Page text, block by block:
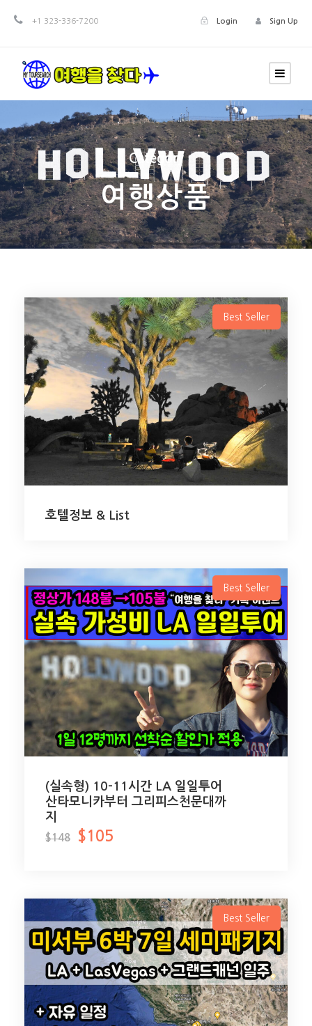
+1 323-336-7200 Login Sign Up
Category
여행상품
Best Seller
호텔정보 & List
Best Seller
(실속형) 10-11시간 LA 일일투어
산타모니카부터 그리피스천문대까
지
$148 $105
Best Seller